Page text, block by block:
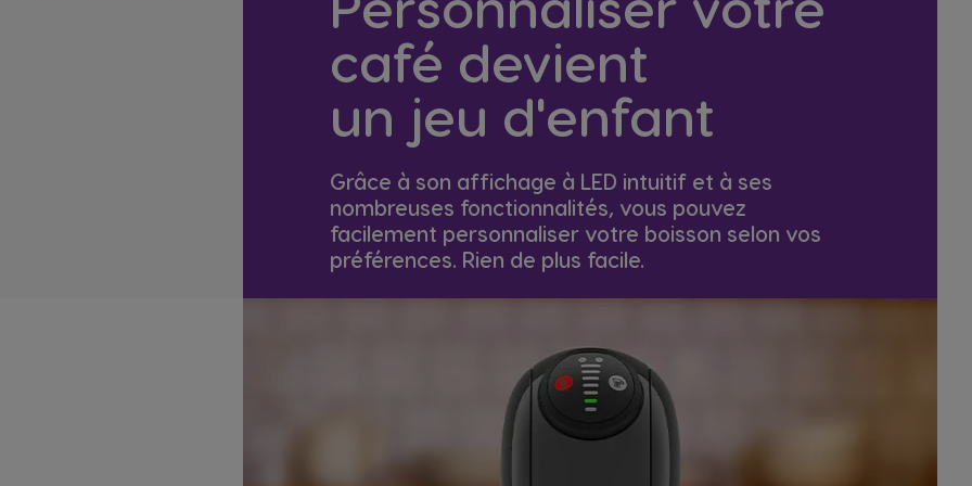
café devient
un jeu d'enfant
Grâce à son affichage à LED intuitif et à ses
nombreuses fonctionnalités, vous pouvez
facilement personnaliser votre boisson selon vos
préférences. Rien de plus facile.